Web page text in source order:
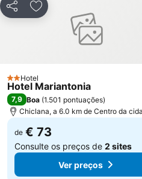
Santa María
Catedral de Cádis
Rapaces en Accion
PartilharAdicionar aos favoritos
2 Estrelas
Hotel
Hotel Mariantonia
7,9 Boa (1.501 pontuações)
Chiclana, a 6.0 km de Centro da
de € 73
Consulte os preços de 2 sites
Ver preços